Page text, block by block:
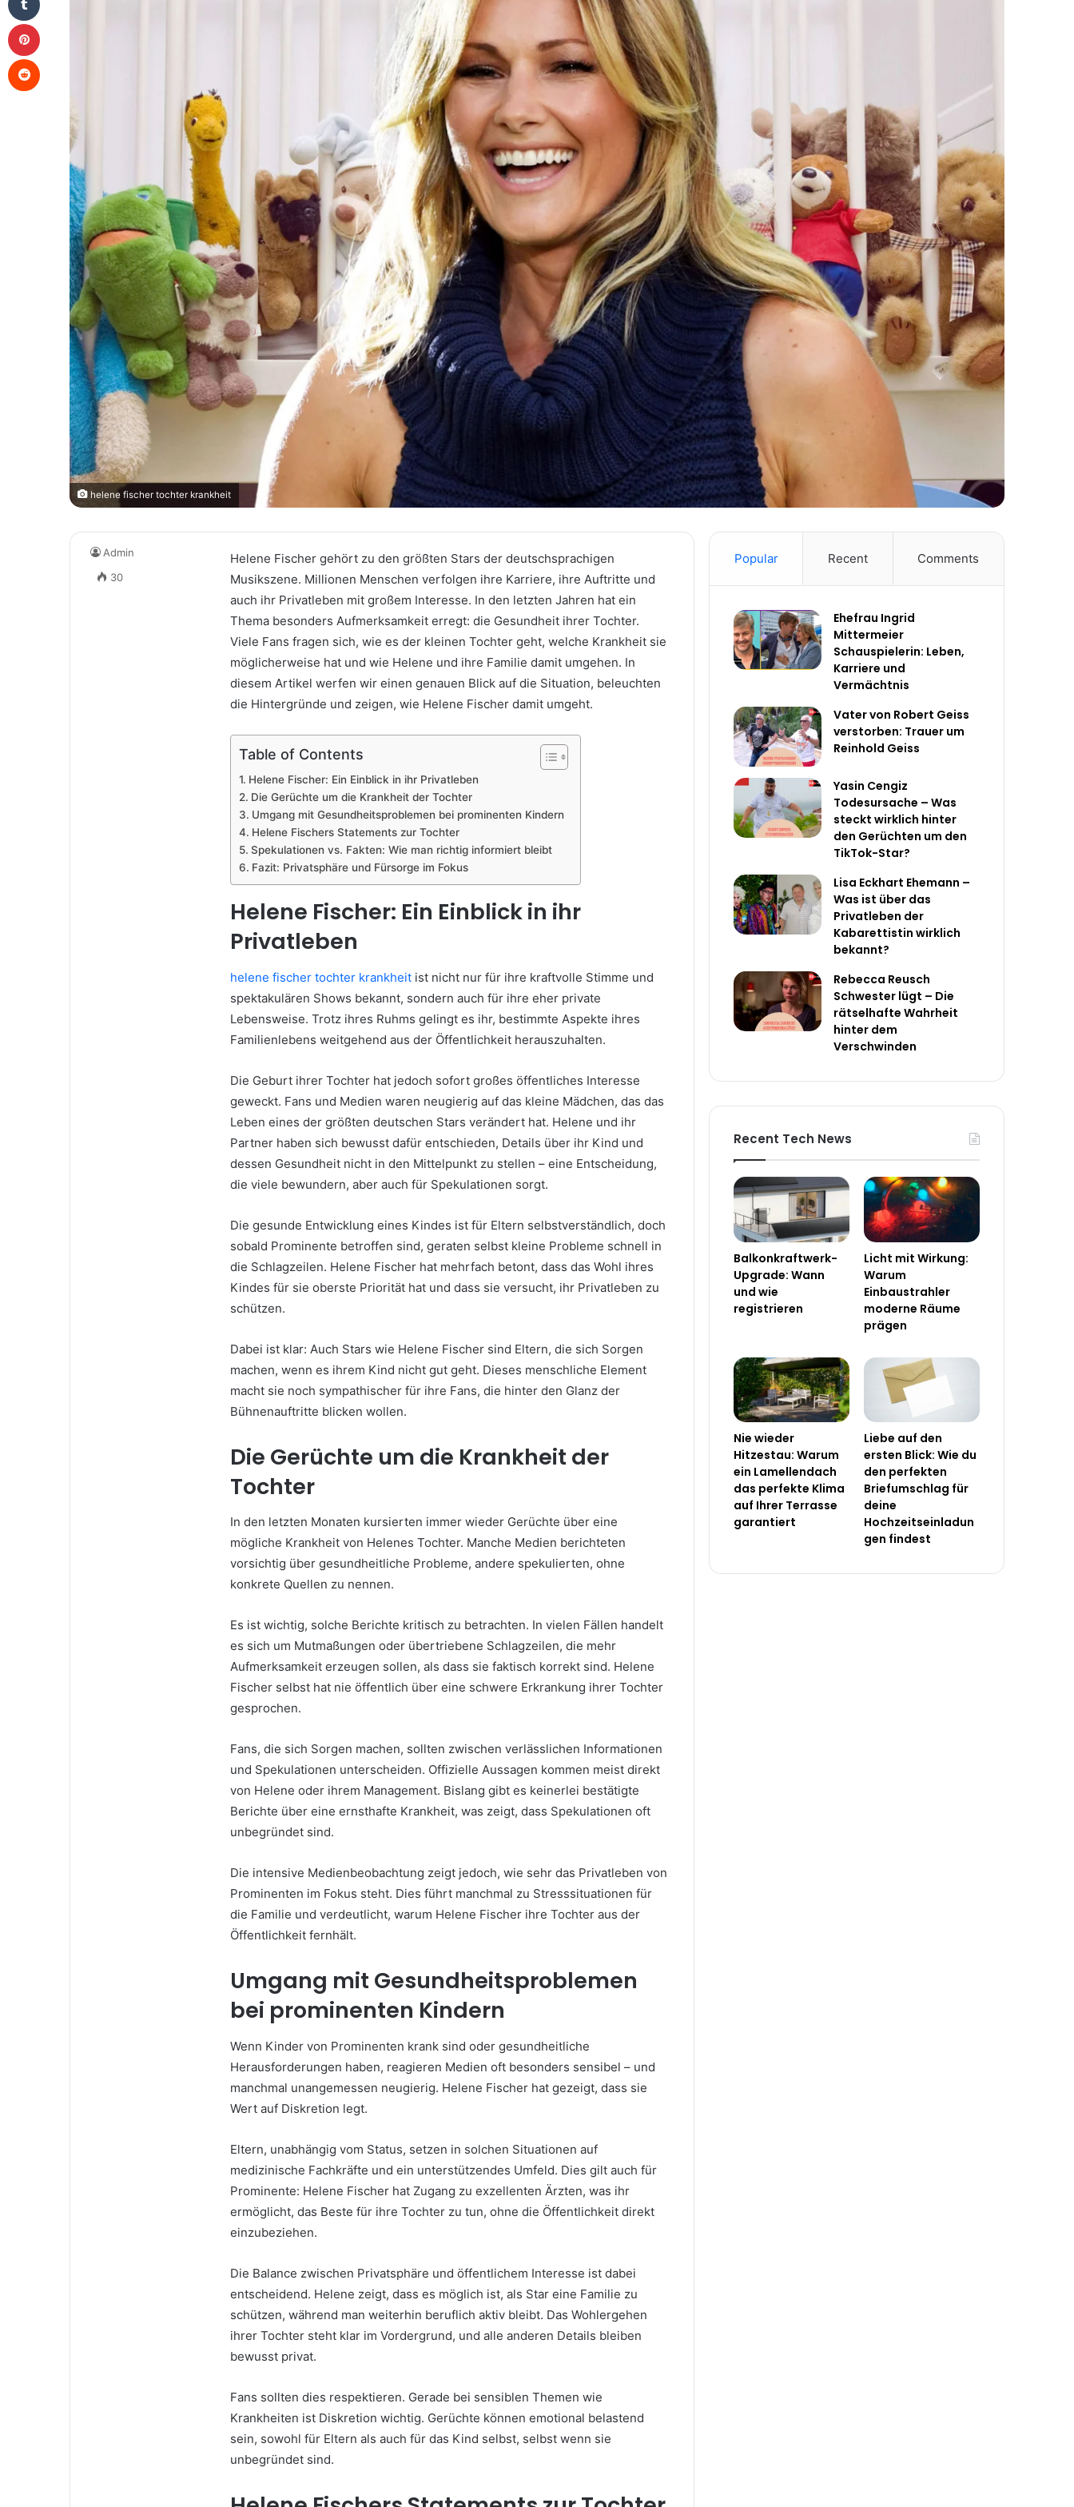
helene fischer tochter krankheit
Helene Fischer gehört zu den größten Stars der deutschsprachigen
Musikszene. Millionen Menschen verfolgen ihre Karriere, ihre Auftritte und
auch ihr Privatleben mit großem Interesse. In den letzten Jahren hat ein
Thema besonders Aufmerksamkeit erregt: die Gesundheit ihrer Tochter.
Viele Fans fragen sich, wie es der kleinen Tochter geht, welche Krankheit sie
möglicherweise hat und wie Helene und ihre Familie damit umgehen. In
diesem Artikel werfen wir einen genauen Blick auf die Situation, beleuchten
die Hintergründe und zeigen, wie Helene Fischer damit umgeht.
Table of Contents
Helene Fischer: Ein Einblick in ihr Privatleben
Die Gerüchte um die Krankheit der Tochter
Umgang mit Gesundheitsproblemen bei prominenten Kindern
Helene Fischers Statements zur Tochter
Spekulationen vs. Fakten: Wie man richtig informiert bleibt
Fazit: Privatsphäre und Fürsorge im Fokus
Helene Fischer: Ein Einblick in ihr
Privatleben
helene fischer tochter krankheit ist nicht nur für ihre kraftvolle Stimme und
spektakulären Shows bekannt, sondern auch für ihre eher private
Lebensweise. Trotz ihres Ruhms gelingt es ihr, bestimmte Aspekte ihres
Familienlebens weitgehend aus der Öffentlichkeit herauszuhalten.
Die Geburt ihrer Tochter hat jedoch sofort großes öffentliches Interesse
geweckt. Fans und Medien waren neugierig auf das kleine Mädchen, das das
Leben eines der größten deutschen Stars verändert hat. Helene und ihr
Partner haben sich bewusst dafür entschieden, Details über ihr Kind und
dessen Gesundheit nicht in den Mittelpunkt zu stellen – eine Entscheidung,
die viele bewundern, aber auch für Spekulationen sorgt.
Die gesunde Entwicklung eines Kindes ist für Eltern selbstverständlich, doch
sobald Prominente betroffen sind, geraten selbst kleine Probleme schnell in
die Schlagzeilen. Helene Fischer hat mehrfach betont, dass das Wohl ihres
Kindes für sie oberste Priorität hat und dass sie versucht, ihr Privatleben zu
schützen.
Dabei ist klar: Auch Stars wie Helene Fischer sind Eltern, die sich Sorgen
machen, wenn es ihrem Kind nicht gut geht. Dieses menschliche Element
macht sie noch sympathischer für ihre Fans, die hinter den Glanz der
Bühnenauftritte blicken wollen.
Die Gerüchte um die Krankheit der
Tochter
In den letzten Monaten kursierten immer wieder Gerüchte über eine
mögliche Krankheit von Helenes Tochter. Manche Medien berichteten
vorsichtig über gesundheitliche Probleme, andere spekulierten, ohne
konkrete Quellen zu nennen.
Es ist wichtig, solche Berichte kritisch zu betrachten. In vielen Fällen handelt
es sich um Mutmaßungen oder übertriebene Schlagzeilen, die mehr
Aufmerksamkeit erzeugen sollen, als dass sie faktisch korrekt sind. Helene
Fischer selbst hat nie öffentlich über eine schwere Erkrankung ihrer Tochter
gesprochen.
Fans, die sich Sorgen machen, sollten zwischen verlässlichen Informationen
und Spekulationen unterscheiden. Offizielle Aussagen kommen meist direkt
von Helene oder ihrem Management. Bislang gibt es keinerlei bestätigte
Berichte über eine ernsthafte Krankheit, was zeigt, dass Spekulationen oft
unbegründet sind.
Die intensive Medienbeobachtung zeigt jedoch, wie sehr das Privatleben von
Prominenten im Fokus steht. Dies führt manchmal zu Stresssituationen für
die Familie und verdeutlicht, warum Helene Fischer ihre Tochter aus der
Öffentlichkeit fernhält.
Umgang mit Gesundheitsproblemen
bei prominenten Kindern
Wenn Kinder von Prominenten krank sind oder gesundheitliche
Herausforderungen haben, reagieren Medien oft besonders sensibel – und
manchmal unangemessen neugierig. Helene Fischer hat gezeigt, dass sie
Wert auf Diskretion legt.
Eltern, unabhängig vom Status, setzen in solchen Situationen auf
medizinische Fachkräfte und ein unterstützendes Umfeld. Dies gilt auch für
Prominente: Helene Fischer hat Zugang zu exzellenten Ärzten, was ihr
ermöglicht, das Beste für ihre Tochter zu tun, ohne die Öffentlichkeit direkt
einzubeziehen.
Die Balance zwischen Privatsphäre und öffentlichem Interesse ist dabei
entscheidend. Helene zeigt, dass es möglich ist, als Star eine Familie zu
schützen, während man weiterhin beruflich aktiv bleibt. Das Wohlergehen
ihrer Tochter steht klar im Vordergrund, und alle anderen Details bleiben
bewusst privat.
Fans sollten dies respektieren. Gerade bei sensiblen Themen wie
Krankheiten ist Diskretion wichtig. Gerüchte können emotional belastend
sein, sowohl für Eltern als auch für das Kind selbst, selbst wenn sie
unbegründet sind.
Admin
30
Popular Recent Comments
Ehefrau Ingrid
Mittermeier
Schauspielerin: Leben,
Karriere und
Vermächtnis
Vater von Robert Geiss
verstorben: Trauer um
Reinhold Geiss
Yasin Cengiz
Todesursache – Was
steckt wirklich hinter
den Gerüchten um den
TikTok-Star?
Lisa Eckhart Ehemann –
Was ist über das
Privatleben der
Kabarettistin wirklich
bekannt?
Rebecca Reusch
Schwester lügt – Die
rätselhafte Wahrheit
hinter dem
Verschwinden
Recent Tech News
Balkonkraftwerk-
Upgrade: Wann
und wie
registrieren
Licht mit Wirkung:
Warum
Einbaustrahler
moderne Räume
prägen
Nie wieder
Hitzestau: Warum
ein Lamellendach
das perfekte Klima
auf Ihrer Terrasse
garantiert
Liebe auf den
ersten Blick: Wie du
den perfekten
Briefumschlag für
deine
Hochzeitseinladun
gen findest